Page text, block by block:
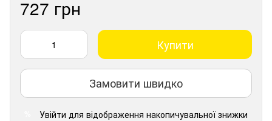
727 грн
Купити
Замовити швидко
Увійти для відображення накопичувальної знижки